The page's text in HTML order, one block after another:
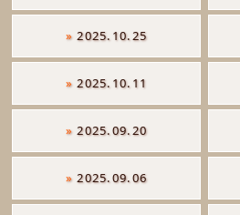
» 2025.10.25
» 2025.10.11
» 2025.09.20
» 2025.09.06